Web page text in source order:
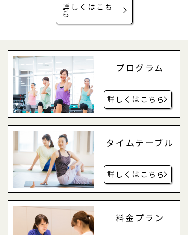
詳しくはこち
ら
プログラム
詳しくはこちら
タイムテーブル
詳しくはこちら
料金プラン